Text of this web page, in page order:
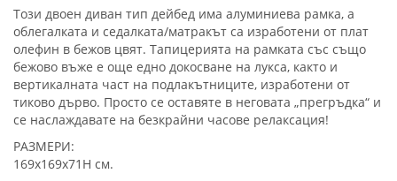
Този двоен диван тип дейбед има алуминиева рамка, а
облегалката и седалката/матракът са изработени от плат
олефин в бежов цвят. Тапицерията на рамката със също
бежово въже е още едно докосване на лукса, както и
вертикалната част на подлакътниците, изработени от
тиково дърво. Просто се оставяте в неговата „прегръдка“ и
се наслаждавате на безкрайни часове релаксация!
РАЗМЕРИ:
169x169x71H см.
снимки